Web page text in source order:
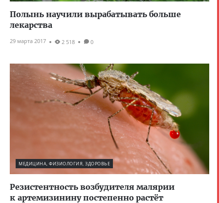
Полынь научили вырабатывать больше
лекарства
29 марта 2017 2 518 0
МЕДИЦИНА, ФИЗИОЛОГИЯ, ЗДОРОВЬЕ
Резистентность возбудителя малярии
к артемизинину постепенно растёт